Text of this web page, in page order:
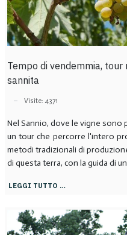
Tempo di vendemmia,
sannita
Visite: 4371
Nel Sannio, dove le vigne
un tour che percorre l'intero
metodi tradizionali di
di questa terra, con la guida di
LEGGI TUTTO …